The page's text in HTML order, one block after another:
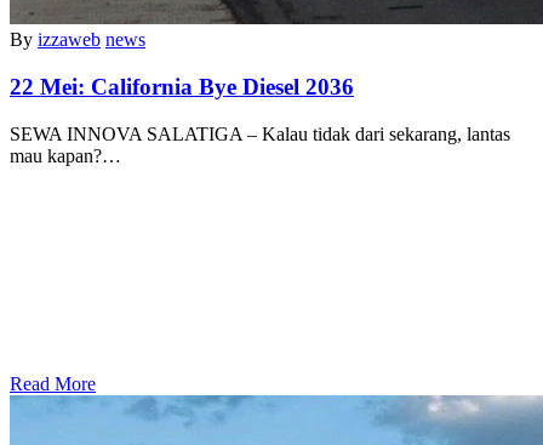
By izzaweb news
22 Mei: California Bye Diesel 2036
SEWA INNOVA SALATIGA – Kalau tidak dari sekarang, lantas
mau kapan?…
Read More